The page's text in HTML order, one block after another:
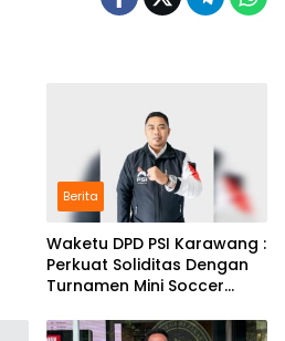
Berita
Waketu DPD PSI Karawang :
Perkuat Soliditas Dengan
Turnamen Mini Soccer